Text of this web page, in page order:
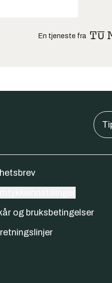
En tjeneste fra
og bruksbetingelser